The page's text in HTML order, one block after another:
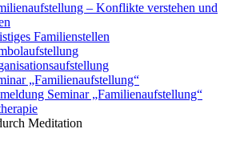
– Konflikte verstehen und
Familienstellen
„Familienaufstellung“
Seminar „Familienaufstellung“
Meditation